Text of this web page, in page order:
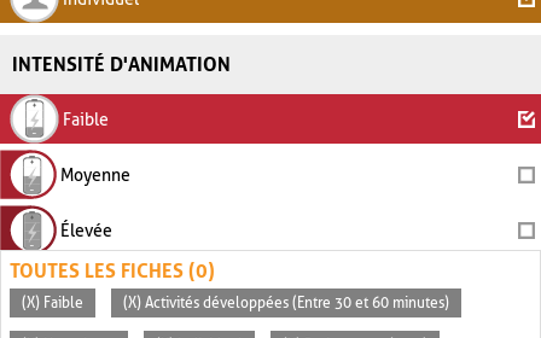
INTENSITÉ D'ANIMATION
Faible
Moyenne
Élevée
TOUTES LES FICHES (0)
(X) Faible (X) Activités développées (Entre 30 et 60 minutes)